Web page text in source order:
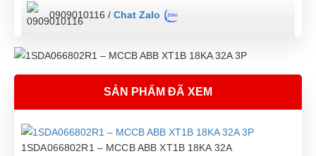
0909010116 / Chat Zalo
SẢN PHẨM ĐÃ XEM
1SDA066802R1 – MCCB ABB XT1B 18KA 32A